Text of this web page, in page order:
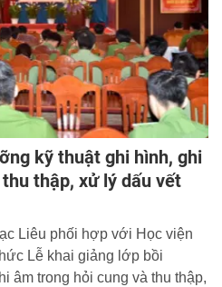
kỹ thuật ghi hình, ghi
thập, xử lý dấu vết
Liêu phối hợp với Học viện
Lễ khai giảng lớp bồi
âm trong hỏi cung và thu thập,